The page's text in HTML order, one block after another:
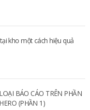
kho một cách hiệu quả
BÁO CÁO TRÊN PHẦN
(PHẦN 1)